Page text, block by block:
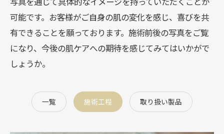
可能です。お客様がご自身の肌の変化を感じ、喜びを共
有できることを願っております。施術前後の写真をご覧
になり、今後の肌ケアへの期待を感じてみてはいかがで
しょうか。
一覧 施術工程 取り扱い製品